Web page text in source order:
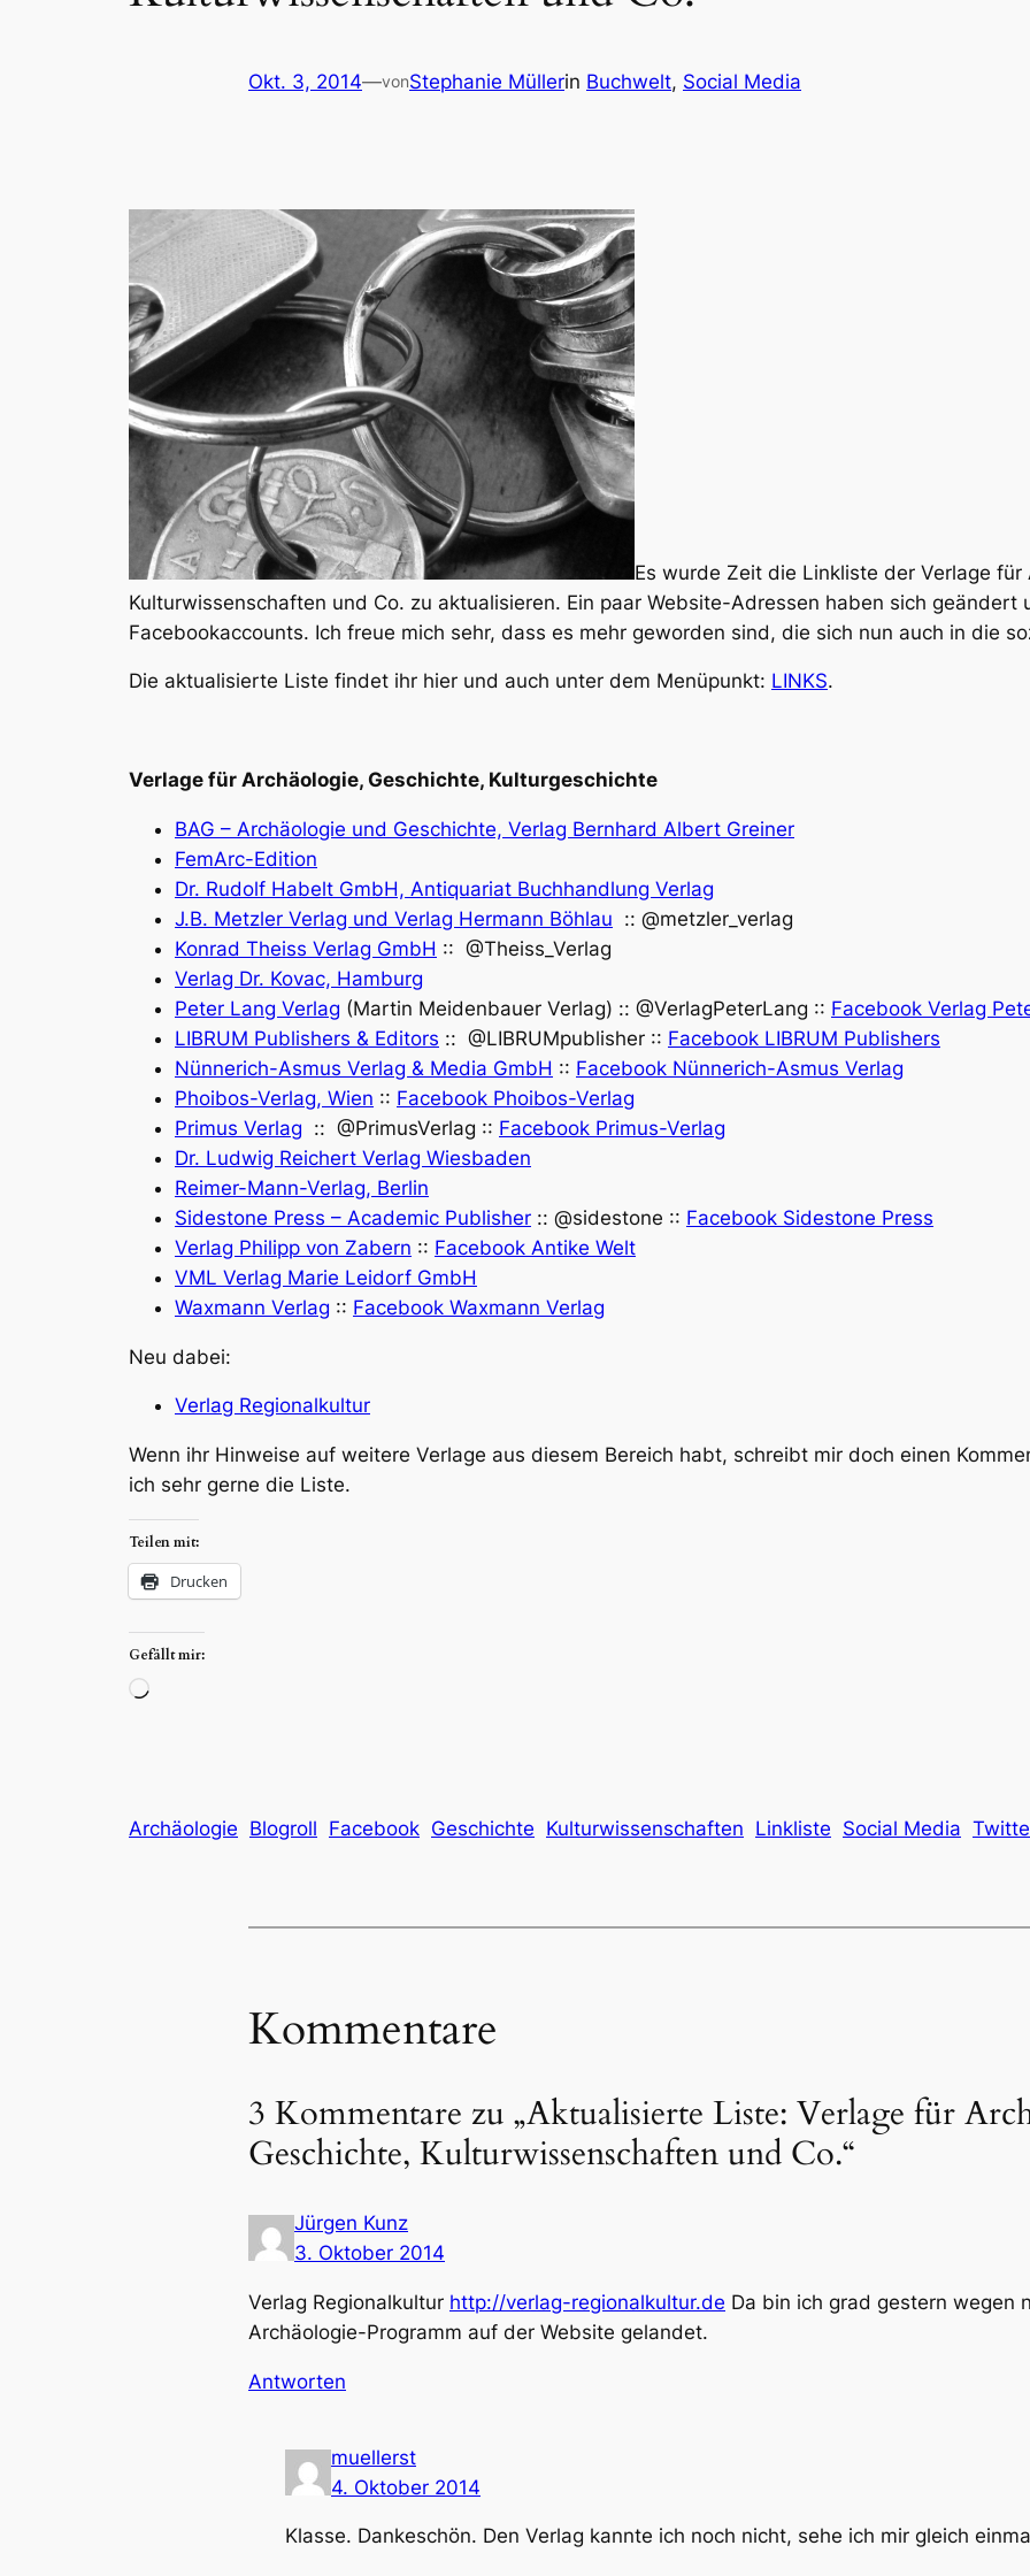
Okt. 3, 2014—vonStephanie Müllerin Buchwelt, Social Media
Es wurde Zeit die Linkliste der Verlage
Kulturwissenschaften und Co. zu aktualisieren. Ein paar Website-Adressen haben sich
Facebookaccounts. Ich freue mich sehr, dass es mehr geworden sind, die sich nun auch in die
Die aktualisierte Liste findet ihr hier und auch unter dem Menüpunkt: LINKS.
Verlage für Archäologie, Geschichte, Kulturgeschichte
BAG – Archäologie und Geschichte, Verlag Bernhard Albert Greiner
FemArc-Edition
Dr. Rudolf Habelt GmbH, Antiquariat Buchhandlung Verlag
J.B. Metzler Verlag und Verlag Hermann Böhlau :: @metzler_verlag
Konrad Theiss Verlag GmbH :: @Theiss_Verlag
Verlag Dr. Kovac, Hamburg
Peter Lang Verlag (Martin Meidenbauer Verlag) :: @VerlagPeterLang :: Facebook Verlag
LIBRUM Publishers & Editors :: @LIBRUMpublisher :: Facebook LIBRUM Publishers
Nünnerich-Asmus Verlag & Media GmbH :: Facebook Nünnerich-Asmus Verlag
Phoibos-Verlag, Wien :: Facebook Phoibos-Verlag
Primus Verlag :: @PrimusVerlag :: Facebook Primus-Verlag
Dr. Ludwig Reichert Verlag Wiesbaden
Reimer-Mann-Verlag, Berlin
Sidestone Press – Academic Publisher :: @sidestone :: Facebook Sidestone Press
Verlag Philipp von Zabern :: Facebook Antike Welt
VML Verlag Marie Leidorf GmbH
Waxmann Verlag :: Facebook Waxmann Verlag
Neu dabei:
Verlag Regionalkultur
Wenn ihr Hinweise auf weitere Verlage aus diesem Bereich habt, schreibt mir doch einen
ich sehr gerne die Liste.
Teilen mit:
Drucken
Gefällt mir:
Wird
Archäologie Blogroll Facebook Geschichte Kulturwissenschaften Linkliste Social Media
Kommentare
3 Kommentare zu „Aktualisierte Liste: Verlage für
Geschichte, Kulturwissenschaften und Co.“
Jürgen Kunz
3. Oktober 2014
Verlag Regionalkultur http://verlag-regionalkultur.de Da bin ich grad gestern wegen
Archäologie-Programm auf der Website gelandet.
Antworten
muellerst
4. Oktober 2014
Klasse. Dankeschön. Den Verlag kannte ich noch nicht, sehe ich mir gleich